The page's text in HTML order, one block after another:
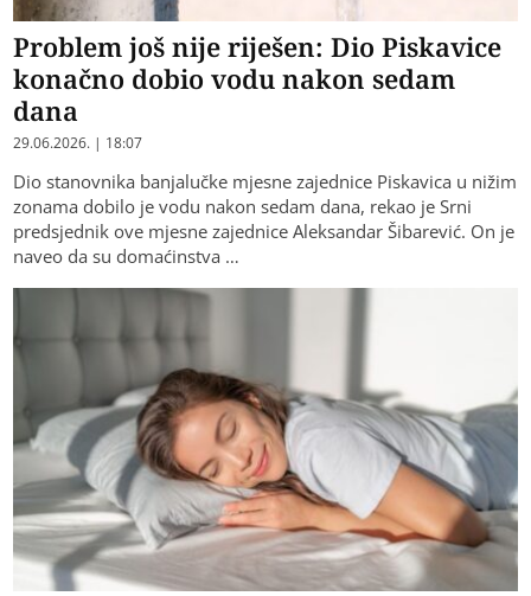
Problem još nije riješen: Dio Piskavice
konačno dobio vodu nakon sedam
dana
29.06.2026. | 18:07
Dio stanovnika banjalučke mjesne zajednice Piskavica u nižim
zonama dobilo je vodu nakon sedam dana, rekao je Srni
predsjednik ove mjesne zajednice Aleksandar Šibarević. On je
naveo da su domaćinstva …